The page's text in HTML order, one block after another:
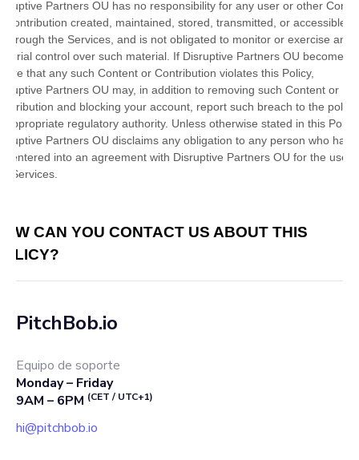
PitchBob.io
Equipo de soporte
Monday – Friday
9AM – 6PM (CET / UTC+1)
hi@pitchbob.io